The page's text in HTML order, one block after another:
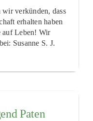
verkünden, dass
erhalten haben
auf Leben! Wir
Susanne S. J.
Paten